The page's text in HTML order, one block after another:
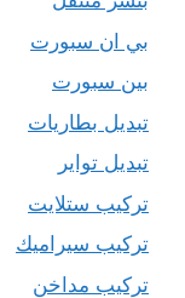
بي ان سبورت
بين سبورت
تبديل بطاريات
تبديل تواير
تركيب ستلايت
تركيب سيراميك
تركيب مداخن